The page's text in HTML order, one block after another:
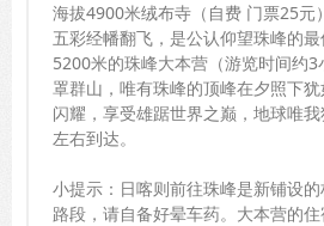
海拔4900米绒布寺（自费 门票25元
五彩经幡翻飞，是公认仰望珠峰的
5200米的珠峰大本营（游览时间约
罩群山，唯有珠峰的顶峰在夕照下
闪耀，享受雄踞世界之巅，地球唯
左右到达。
小提示：日喀则前往珠峰是新铺设
路段，请自备好晕车药。大本营的